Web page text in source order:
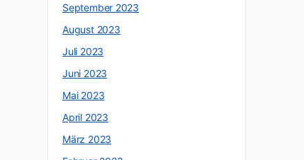
September 2023
August 2023
Juli 2023
Juni 2023
Mai 2023
April 2023
März 2023